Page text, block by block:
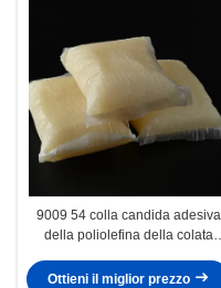
9009 54 colla candida adesiva
della poliolefina della colata
Ottieni il miglior prezzo